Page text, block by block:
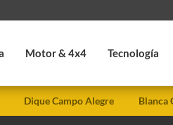
Motor & 4x4 Tecnología
Dique Campo Alegre Blanca